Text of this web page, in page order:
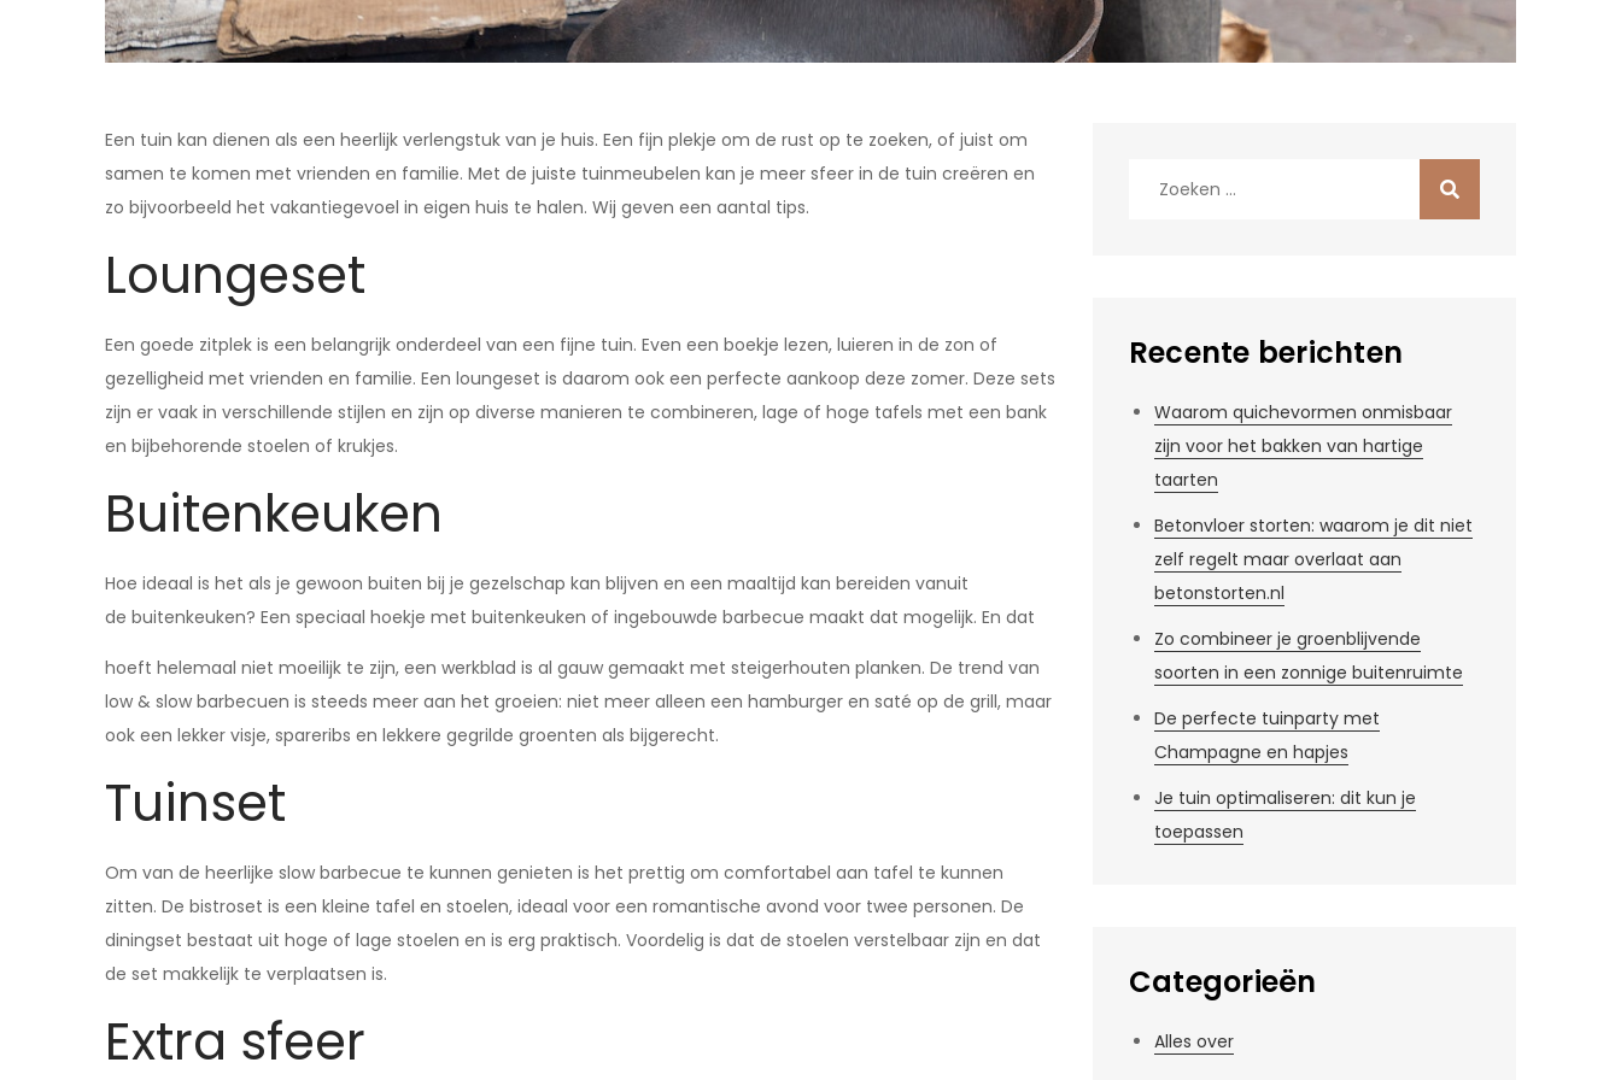
Een tuin kan dienen als een heerlijk verlengstuk van je huis. Een fijn plekje om de rust op te zoeken, of juist om
samen te komen met vrienden en familie. Met de juiste tuinmeubelen kan je meer sfeer in de tuin creëren en
zo bijvoorbeeld het vakantiegevoel in eigen huis te halen. Wij geven een aantal tips.
Loungeset
Een goede zitplek is een belangrijk onderdeel van een fijne tuin. Even een boekje lezen, luieren in de zon of
gezelligheid met vrienden en familie. Een loungeset is daarom ook een perfecte aankoop deze zomer. Deze sets
zijn er vaak in verschillende stijlen en zijn op diverse manieren te combineren, lage of hoge tafels met een bank
en bijbehorende stoelen of krukjes.
Buitenkeuken
Hoe ideaal is het als je gewoon buiten bij je gezelschap kan blijven en een maaltijd kan bereiden vanuit
de buitenkeuken? Een speciaal hoekje met buitenkeuken of ingebouwde barbecue maakt dat mogelijk. En dat
hoeft helemaal niet moeilijk te zijn, een werkblad is al gauw gemaakt met steigerhouten planken. De trend van
low & slow barbecuen is steeds meer aan het groeien: niet meer alleen een hamburger en saté op de grill, maar
ook een lekker visje, spareribs en lekkere gegrilde groenten als bijgerecht.
Tuinset
Om van de heerlijke slow barbecue te kunnen genieten is het prettig om comfortabel aan tafel te kunnen
zitten. De bistroset is een kleine tafel en stoelen, ideaal voor een romantische avond voor twee personen. De
diningset bestaat uit hoge of lage stoelen en is erg praktisch. Voordelig is dat de stoelen verstelbaar zijn en dat
de set makkelijk te verplaatsen is.
Extra sfeer
Recente berichten
Waarom quichevormen onmisbaar
zijn voor het bakken van hartige
taarten
Betonvloer storten: waarom je dit niet
zelf regelt maar overlaat aan
betonstorten.nl
Zo combineer je groenblijvende
soorten in een zonnige buitenruimte
De perfecte tuinparty met
Champagne en hapjes
Je tuin optimaliseren: dit kun je
toepassen
Categorieën
Alles over